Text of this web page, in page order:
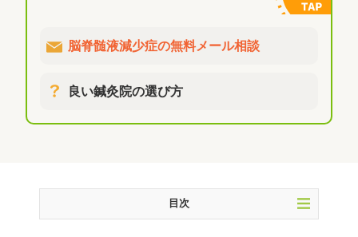
脳脊髄液減少症の無料メール相談
良い鍼灸院の選び方
目次